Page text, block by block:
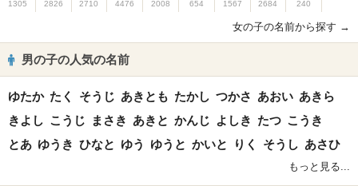
1305 2826 2710 4476 2008 654 1567 2684 240
女の子の名前から探す →
男の子の人気の名前
ゆたか たく そうじ あきとも たかし つかさ あおい あきら
きよし こうじ まさき あきと かんじ よしき たつ こうき
とあ ゆうき ひなと ゆう ゆうと かいと りく そうし あさひ
もっと見る...